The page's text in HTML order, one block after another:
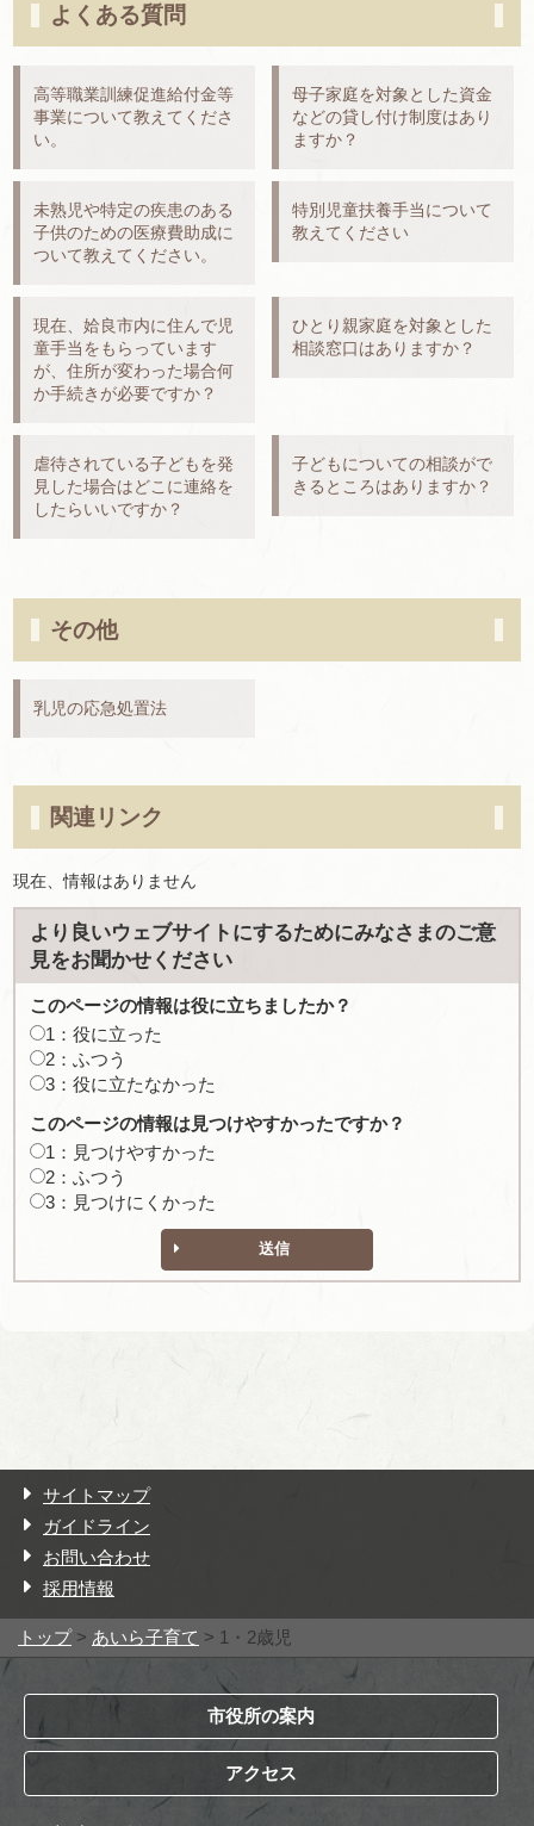
よくある質問
高等職業訓練促進給付金等
事業について教えてくださ
い。
母子家庭を対象とした資金
などの貸し付け制度はあり
ますか？
未熟児や特定の疾患のある
子供のための医療費助成に
ついて教えてください。
特別児童扶養手当について
教えてください
現在、姶良市内に住んで児
童手当をもらっています
が、住所が変わった場合何
か手続きが必要ですか？
ひとり親家庭を対象とした
相談窓口はありますか？
虐待されている子どもを発
見した場合はどこに連絡を
したらいいですか？
子どもについての相談がで
きるところはありますか？
その他
乳児の応急処置法
関連リンク
現在、情報はありません
より良いウェブサイトにするためにみなさまのご意
見をお聞かせください
このページの情報は役に立ちましたか？
1：役に立った
2：ふつう
3：役に立たなかった
このページの情報は見つけやすかったですか？
1：見つけやすかった
2：ふつう
3：見つけにくかった
送信
サイトマップ
ガイドライン
お問い合わせ
採用情報
トップ> あいら子育て > 1・2歳児
市役所の案内
アクセス